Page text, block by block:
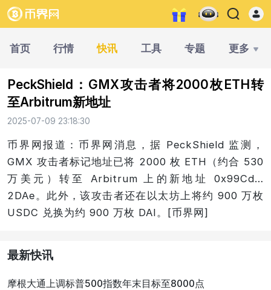
首页 行情 快讯 工具 专题 更多
PeckShield：GMX攻击者将2000枚ETH转
至Arbitrum新地址
2025-07-09 23:18:30
币界网报道：币界网消息，据 PeckShield 监测，
GMX 攻击者标记地址已将 2000 枚 ETH（约合 530
万美元）转至 Arbitrum 上的新地址 0x99Cd…
2DAe。此外，该攻击者还在以太坊上将约 900 万枚
USDC 兑换为约 900 万枚 DAI。[币界网]
最新快讯
摩根大通上调标普500指数年末目标至8000点